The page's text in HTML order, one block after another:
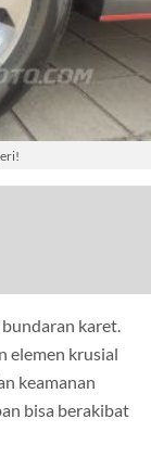
karet.
elemen krusial
keamanan
bisa berakibat